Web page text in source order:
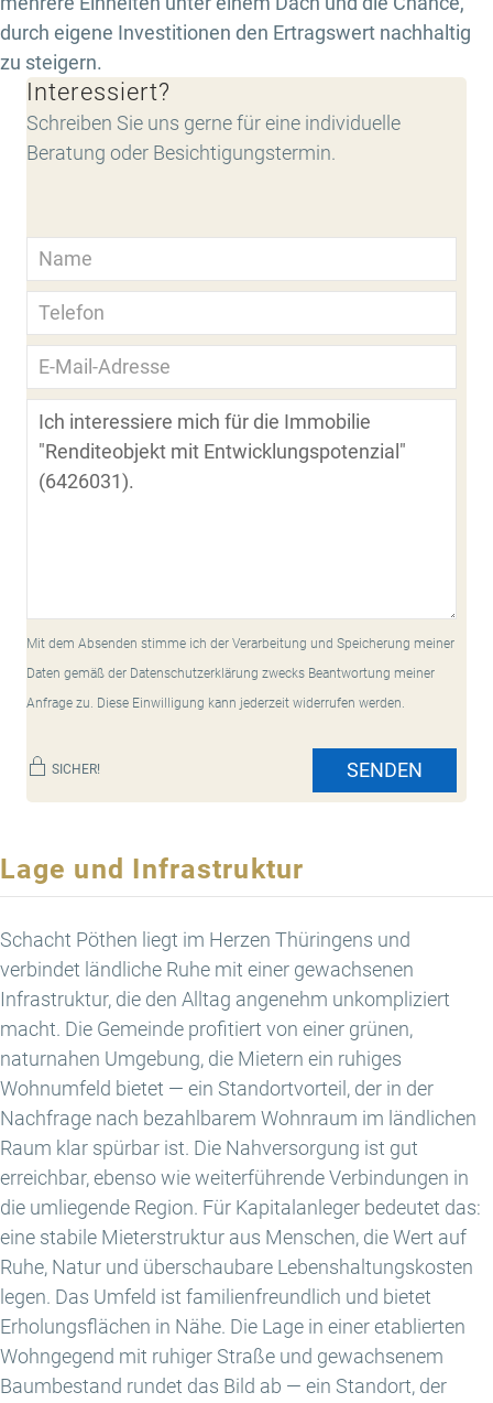
durch eigene Investitionen den Ertragswert nachhaltig
zu steigern.
Interessiert?
Schreiben Sie uns gerne für eine individuelle
Beratung oder Besichtigungstermin.
Mit dem Absenden stimme ich der Verarbeitung und Speicherung meiner
Daten gemäß der Datenschutzerklärung zwecks Beantwortung meiner
Anfrage zu. Diese Einwilligung kann jederzeit widerrufen werden.
SICHER! SENDEN
Lage und Infrastruktur
Schacht Pöthen liegt im Herzen Thüringens und
verbindet ländliche Ruhe mit einer gewachsenen
Infrastruktur, die den Alltag angenehm unkompliziert
macht. Die Gemeinde profitiert von einer grünen,
naturnahen Umgebung, die Mietern ein ruhiges
Wohnumfeld bietet — ein Standortvorteil, der in der
Nachfrage nach bezahlbarem Wohnraum im ländlichen
Raum klar spürbar ist. Die Nahversorgung ist gut
erreichbar, ebenso wie weiterführende Verbindungen in
die umliegende Region. Für Kapitalanleger bedeutet das:
eine stabile Mieterstruktur aus Menschen, die Wert auf
Ruhe, Natur und überschaubare Lebenshaltungskosten
legen. Das Umfeld ist familienfreundlich und bietet
Erholungsflächen in Nähe. Die Lage in einer etablierten
Wohngegend mit ruhiger Straße und gewachsenem
Baumbestand rundet das Bild ab — ein Standort, der